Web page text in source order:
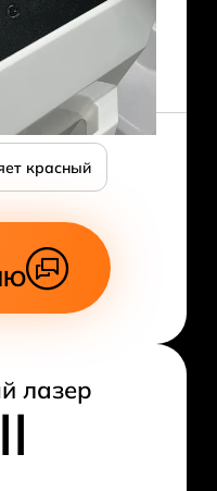
красный
лазер